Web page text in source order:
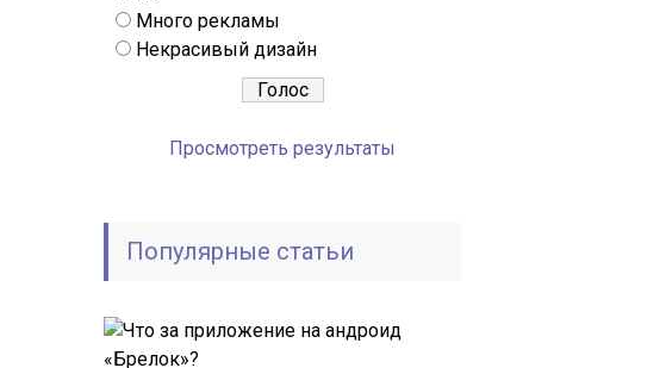
Много рекламы
Некрасивый дизайн
Просмотреть результаты
Популярные статьи